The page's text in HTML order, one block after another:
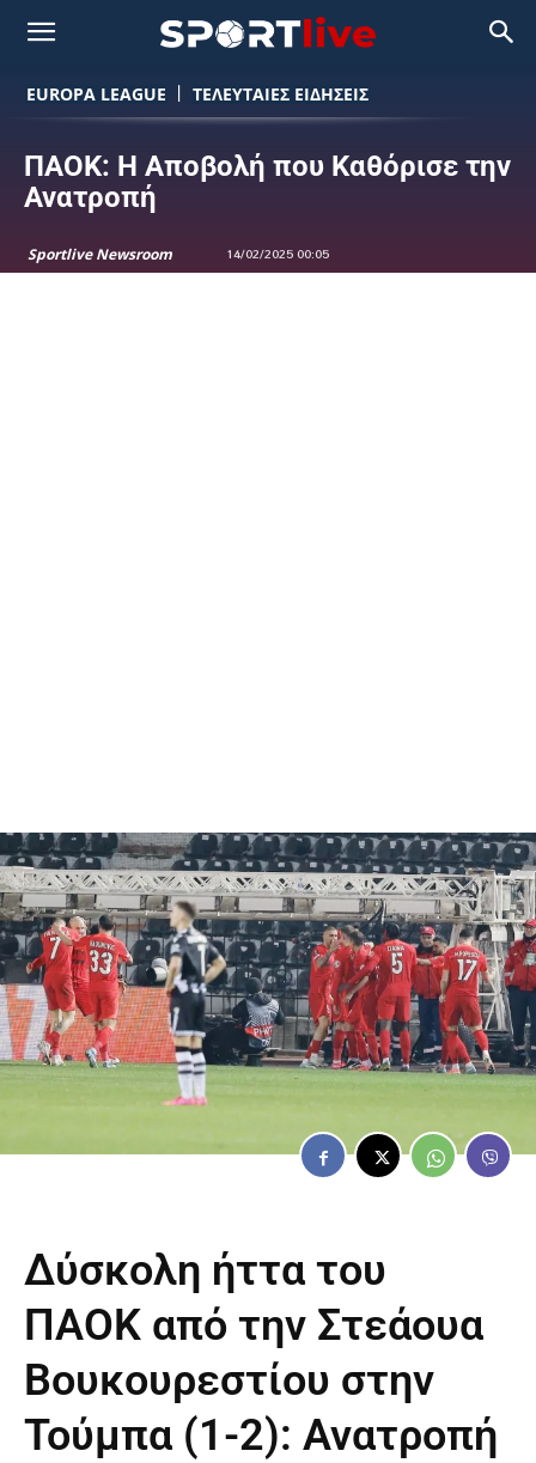
EUROPA LEAGUE ΤΕΛΕΥΤΑΙΕΣ ΕΙΔΗΣΕΙΣ
ΠΑΟΚ: Η Αποβολή που Καθόρισε την
Ανατροπή
Sportlive Newsroom 14/02/2025 00:05
Δύσκολη ήττα του
ΠΑΟΚ από την Στεάουα
Βουκουρεστίου στην
Τούμπα (1-2): Ανατροπή